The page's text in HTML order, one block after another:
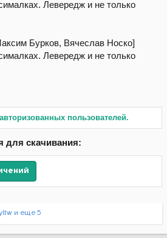
пользователей.
скачивания:
и еще 5